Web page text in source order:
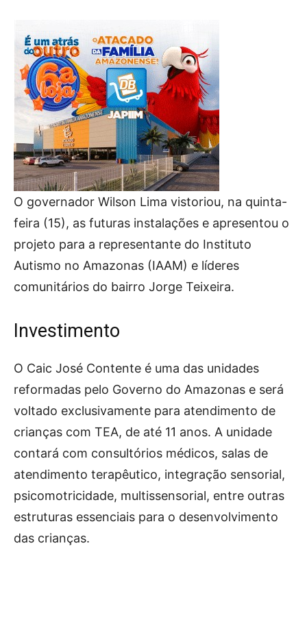
O governador Wilson Lima vistoriou, na quinta-
feira (15), as futuras instalações e apresentou o
projeto para a representante do Instituto
Autismo no Amazonas (IAAM) e líderes
comunitários do bairro Jorge Teixeira.
Investimento
O Caic José Contente é uma das unidades
reformadas pelo Governo do Amazonas e será
voltado exclusivamente para atendimento de
crianças com TEA, de até 11 anos. A unidade
contará com consultórios médicos, salas de
atendimento terapêutico, integração sensorial,
psicomotricidade, multissensorial, entre outras
estruturas essenciais para o desenvolvimento
das crianças.